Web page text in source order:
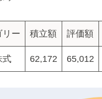
リー 積立額 評価額
式 62,172 65,012